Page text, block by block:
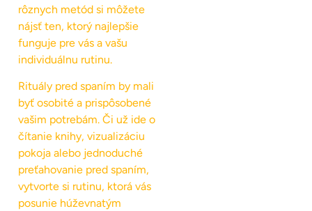
rôznych metód si môžete
nájsť ten, ktorý najlepšie
funguje pre vás a vašu
individuálnu rutinu.
Rituály pred spaním by mali
byť osobité a prispôsobené
vašim potrebám. Či už ide o
čítanie knihy, vizualizáciu
pokoja alebo jednoduché
preťahovanie pred spaním,
vytvorte si rutinu, ktorá vás
posunie húževnatým